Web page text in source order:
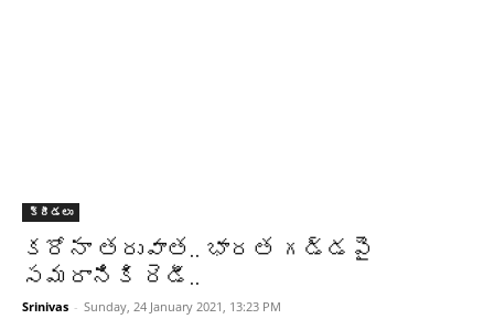
క్రీడలు
కరోనా తరువాత.. భారత గడ్డపై
సమరానికి రెడీ..
Srinivas - Sunday, 24 January 2021, 13:23 PM